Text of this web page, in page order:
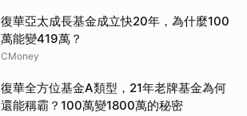
復華亞太成長基金成立快20年，為什麼100
萬能變419萬？
CMoney
復華全方位基金A類型，21年老牌基金為何
還能稱霸？100萬變1800萬的秘密